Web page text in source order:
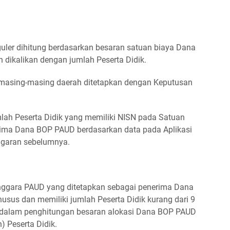
dihitung berdasarkan besaran satuan biaya Dana
dikalikan dengan jumlah Peserta Didik.
masing daerah ditetapkan dengan Keputusan
Peserta Didik yang memiliki NISN pada Satuan
Dana BOP PAUD berdasarkan data pada Aplikasi
sebelumnya.
PAUD yang ditetapkan sebagai penerima Dana
dan memiliki jumlah Peserta Didik kurang dari 9
penghitungan besaran alokasi Dana BOP PAUD
Peserta Didik.